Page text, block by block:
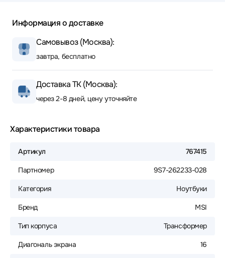
Информация о доставке
Самовывоз (Москва):
завтра, бесплатно
Доставка ТК (Москва):
через 2-8 дней, цену уточняйте
Характеристики товара
Артикул 767415
Партномер 9S7-262233-028
Категория Ноутбуки
Бренд MSI
Тип корпуса Трансформер
Диагональ экрана 16